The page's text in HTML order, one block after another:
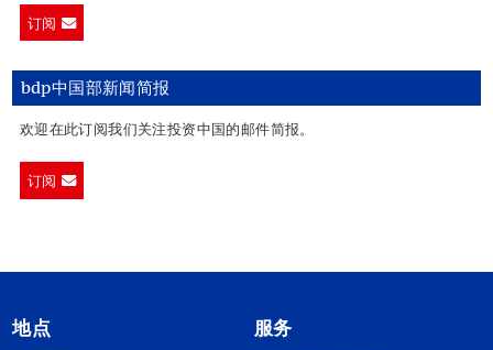
订阅
bdp中国部新闻简报
欢迎在此订阅我们关注投资中国的邮件简报。
订阅
地点 服务